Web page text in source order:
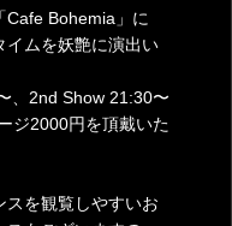
Cafe Bohemia」に
イムを妖艶に演出い
、2nd Show 21:30〜
ジ2000円を頂戴いた
スを観覧しやすいお